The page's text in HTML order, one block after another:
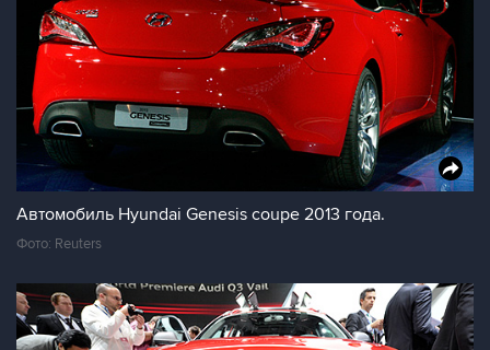
Автомобиль Hyundai Genesis coupe 2013 года.
Фото: Reuters